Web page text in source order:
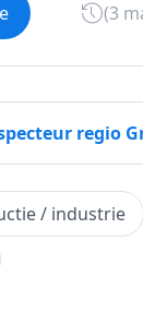
(3
regio
/ industrie